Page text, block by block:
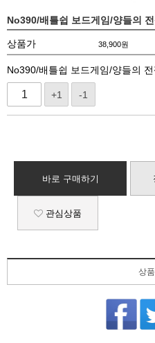
No390/배틀쉽 보드게임/양들의
상품가 38,900원
No390/배틀쉽 보드게임/양들의 전
+1 -1
바로 구매하기
관심상품
상